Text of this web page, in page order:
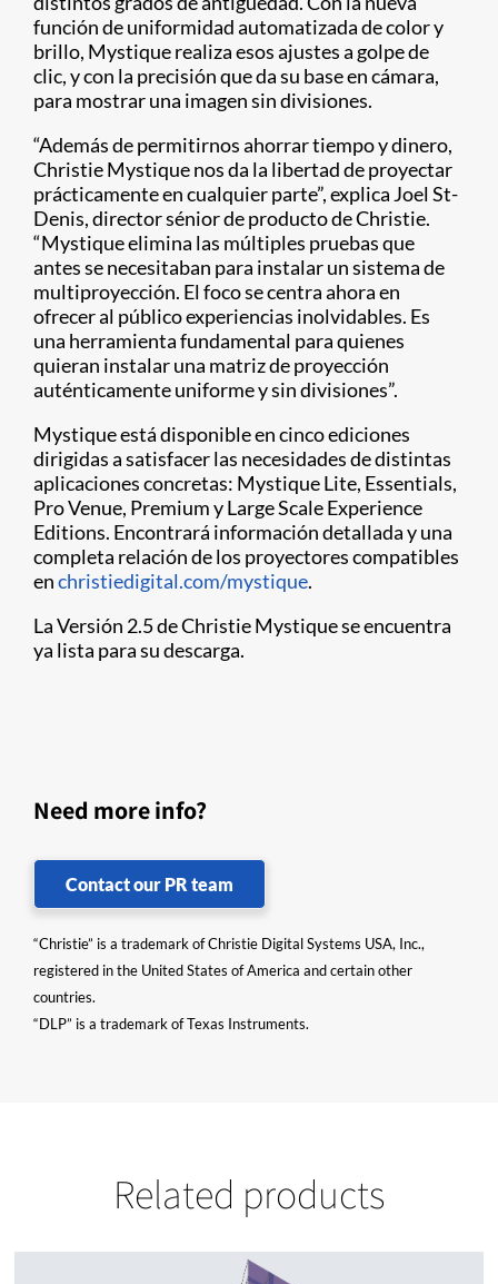
función de uniformidad automatizada de color y
brillo, Mystique realiza esos ajustes a golpe de
clic, y con la precisión que da su base en cámara,
para mostrar una imagen sin divisiones.
“Además de permitirnos ahorrar tiempo y dinero,
Christie Mystique nos da la libertad de proyectar
prácticamente en cualquier parte”, explica Joel St-
Denis, director sénior de producto de Christie.
“Mystique elimina las múltiples pruebas que
antes se necesitaban para instalar un sistema de
multiproyección. El foco se centra ahora en
ofrecer al público experiencias inolvidables. Es
una herramienta fundamental para quienes
quieran instalar una matriz de proyección
auténticamente uniforme y sin divisiones”.
Mystique está disponible en cinco ediciones
dirigidas a satisfacer las necesidades de distintas
aplicaciones concretas: Mystique Lite, Essentials,
Pro Venue, Premium y Large Scale Experience
Editions. Encontrará información detallada y una
completa relación de los proyectores compatibles
enchristiedigital.com/mystique.
La Versión 2.5 de Christie Mystique se encuentra
ya lista para su descarga.
Need more info?
Contact our PR team
“Christie” is a trademark of Christie Digital Systems USA, Inc.,
registered in the United States of America and certain other
countries.
“DLP” is a trademark of Texas Instruments.
Related products